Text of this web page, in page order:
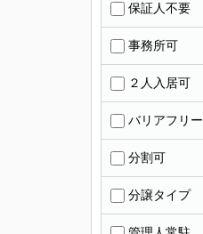
保証人不要
事務所可
２人入居可
バリアフリー
分割可
分譲タイプ